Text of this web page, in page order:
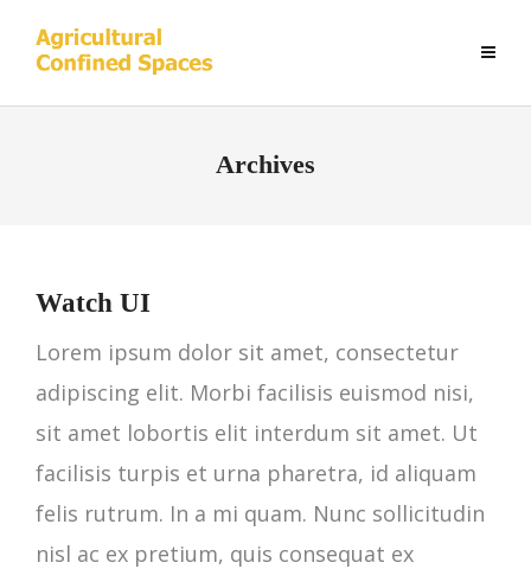
Archives
Watch UI
Lorem ipsum dolor sit amet, consectetur
adipiscing elit. Morbi facilisis euismod nisi,
sit amet lobortis elit interdum sit amet. Ut
facilisis turpis et urna pharetra, id aliquam
felis rutrum. In a mi quam. Nunc sollicitudin
nisl ac ex pretium, quis consequat ex